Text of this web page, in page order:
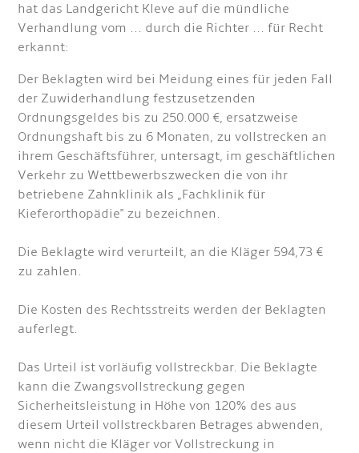
hat das Landgericht Kleve auf die mündliche
Verhandlung vom ... durch die Richter ... für Recht
erkannt:
Der Beklagten wird bei Meidung eines für jeden Fall
der Zuwiderhandlung festzusetzenden
Ordnungsgeldes bis zu 250.000 €, ersatzweise
Ordnungshaft bis zu 6 Monaten, zu vollstrecken an
ihrem Geschäftsführer, untersagt, im geschäftlichen
Verkehr zu Wettbewerbszwecken die von ihr
betriebene Zahnklinik als „Fachklinik für
Kieferorthopädie" zu bezeichnen.
Die Beklagte wird verurteilt, an die Kläger 594,73 €
zu zahlen.
Die Kosten des Rechtsstreits werden der Beklagten
auferlegt.
Das Urteil ist vorläufig vollstreckbar. Die Beklagte
kann die Zwangsvollstreckung gegen
Sicherheitsleistung in Höhe von 120% des aus
diesem Urteil vollstreckbaren Betrages abwenden,
wenn nicht die Kläger vor Vollstreckung in